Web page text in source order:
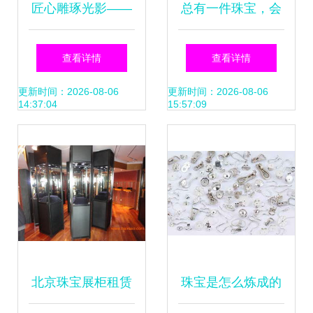
匠心雕琢光影——
探访深圳市龙岗区
鸿辉塑胶五金制品
查看详情
更新时间：2026-08-06
14:37:04
总有一件珠宝，会
陪伴你每一个幸福
时刻
查看详情
更新时间：2026-08-06
15:57:09
北京珠宝展柜租赁 珠宝是怎么炼成的